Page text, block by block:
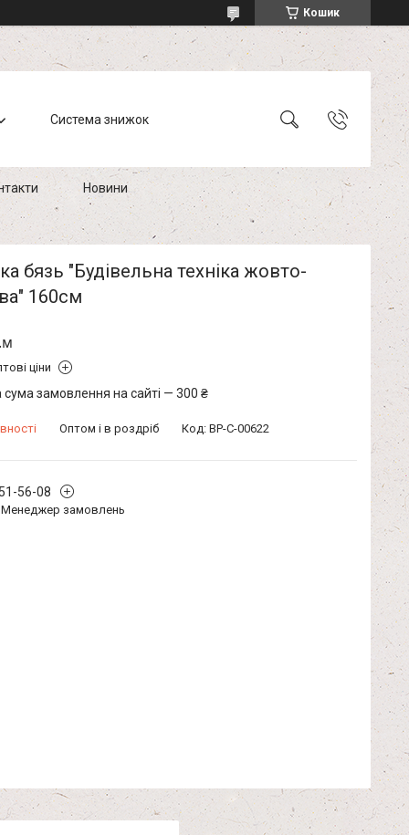
Кошик
Система знижок
Новини
бязь "Будівельна техніка жовто-
160см
ціни
сума замовлення на сайті — 300 ₴
Оптом і в роздріб Код: BP-C-00622
56-08
Менеджер замовлень